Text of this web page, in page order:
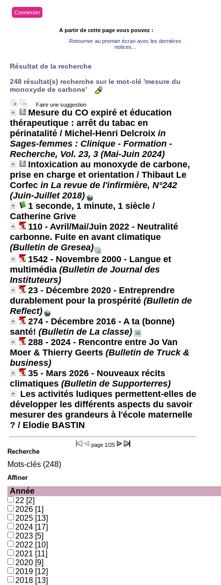
Connexion
A partir de cette page vous pouvez :
Retourner au premier écran avec les dernières
notices...
Résultat de la recherche
248 résultat(s) recherche sur le mot-clé 'mesure du
monoxyde de carbone'
Faire une suggestion
Mesure du CO expiré et éducation
thérapeutique : arrêt du tabac en
périnatalité / Michel-Henri Delcroix in
Sages-femmes : Clinique - Formation -
Recherche, Vol. 23, 3 (Mai-Juin 2024)
Intoxication au monoxyde de carbone,
prise en charge et orientation / Thibaut Le
Corfec in La revue de l'infirmière, N°242
(Juin-Juillet 2018)
1 seconde, 1 minute, 1 siècle /
Catherine Grive
110 - Avril/Mai/Juin 2022 - Neutralité
carbonne. Fuite en avant climatique
(Bulletin de Gresea)
1542 - Novembre 2000 - Langue et
multimédia (Bulletin de Journal des
Instituteurs)
23 - Décembre 2020 - Entreprendre
durablement pour la prospérité (Bulletin de
Reflect)
274 - Décembre 2016 - A ta (bonne)
santé! (Bulletin de La classe)
288 - 2024 - Rencontre entre Jo Van
Moer & Thierry Geerts (Bulletin de Truck &
business)
35 - Mars 2026 - Nouveaux récits
climatiques (Bulletin de Supporterres)
Les activités ludiques permettent-elles de
développer les différents aspects du savoir
mesurer des grandeurs à l'école maternelle
? / Elodie BASTIN
page 1/25
Recherche
Mots-clés (248)
Affiner
Année
22 [2]
2026 [1]
2025 [13]
2024 [17]
2023 [5]
2022 [10]
2021 [11]
2020 [9]
2019 [12]
2018 [13]